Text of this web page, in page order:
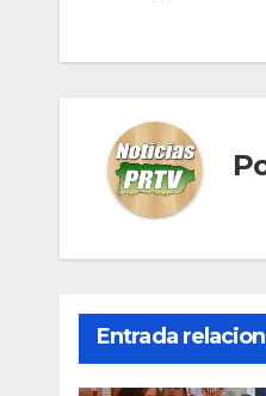
entradas
Entrada